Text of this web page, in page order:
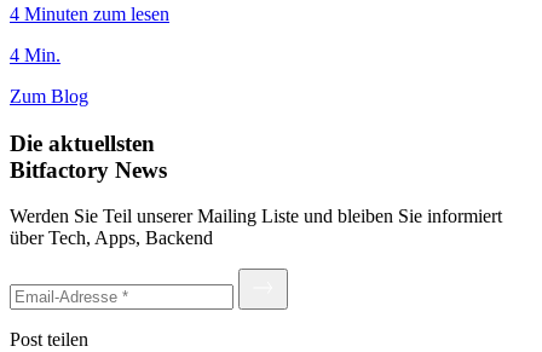
4 Minuten zum lesen
4 Min.
Zum Blog
Die aktuellsten
Bitfactory News
Werden Sie Teil unserer Mailing Liste und bleiben Sie informiert
über Tech, Apps, Backend
Post teilen